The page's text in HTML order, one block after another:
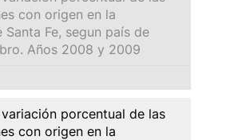
con origen en la
Santa Fe, segun país de
Años 2008 y 2009
porcentual de las
con origen en la